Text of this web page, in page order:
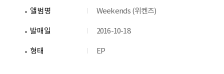
앨범명 Weekends (위켄즈)
발매일 2016-10-18
형태 EP